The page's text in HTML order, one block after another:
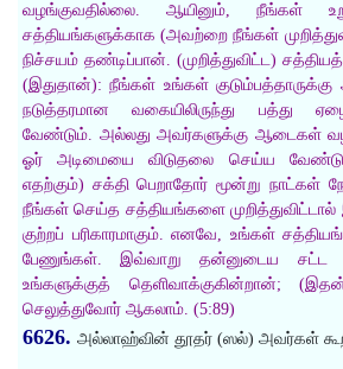
வழங்குவதில்லை. ஆயினும், நீங்கள்
சத்தியங்களுக்காக (அவற்றை நீங்கள்
நிச்சயம் தண்டிப்பான். (முறித்துவிட்ட)
(இதுதான்): நீங்கள் உங்கள்
நடுத்தரமான வகையிலிருந்து பத்து
வேண்டும். அல்லது அவர்களுக்கு ஆடைகள்
ஓர் அடிமையை விடுதலை செய்ய
எதற்கும்) சக்தி பெறாதோர் மூன்று நாட்கள்
நீங்கள் செய்த சத்தியங்களை முறித்துவிட்டால்
குற்றப் பரிகாரமாகும். எனவே, உங்கள்
பேணுங்கள். இவ்வாறு தன்னுடைய சட்ட
உங்களுக்குத் தெளிவாக்குகின்றான்;
செலுத்துவோர் ஆகலாம். (5:89)
6626. அல்லாஹ்வின் தூதர் (ஸல்) அவர்கள்